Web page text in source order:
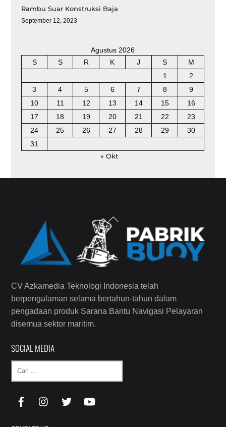
Rambu Suar Konstruksi Baja
September 12, 2023
Agustus 2026
S
S R K J S
M
1
2
3
4 5 6 7 8
9
10
11 12 13 14 15
16
17
18 19 20 21 22
23
24
25 26 27 28 29
30
31
« Okt
To
CV Azkamedia Teknologi Indonesia telah
berpengalaman selama bertahun-tahun dalam
pengadaan produk Sarana Bantu Navigasi Pelayaran
disemua sektor maritim.
SOCIAL MEDIA